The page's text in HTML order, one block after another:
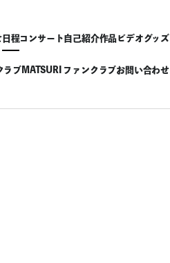
日程コンサート自己紹介作品ビデオグッズ
ラブMATSURI ファンクラブお問い合わせ